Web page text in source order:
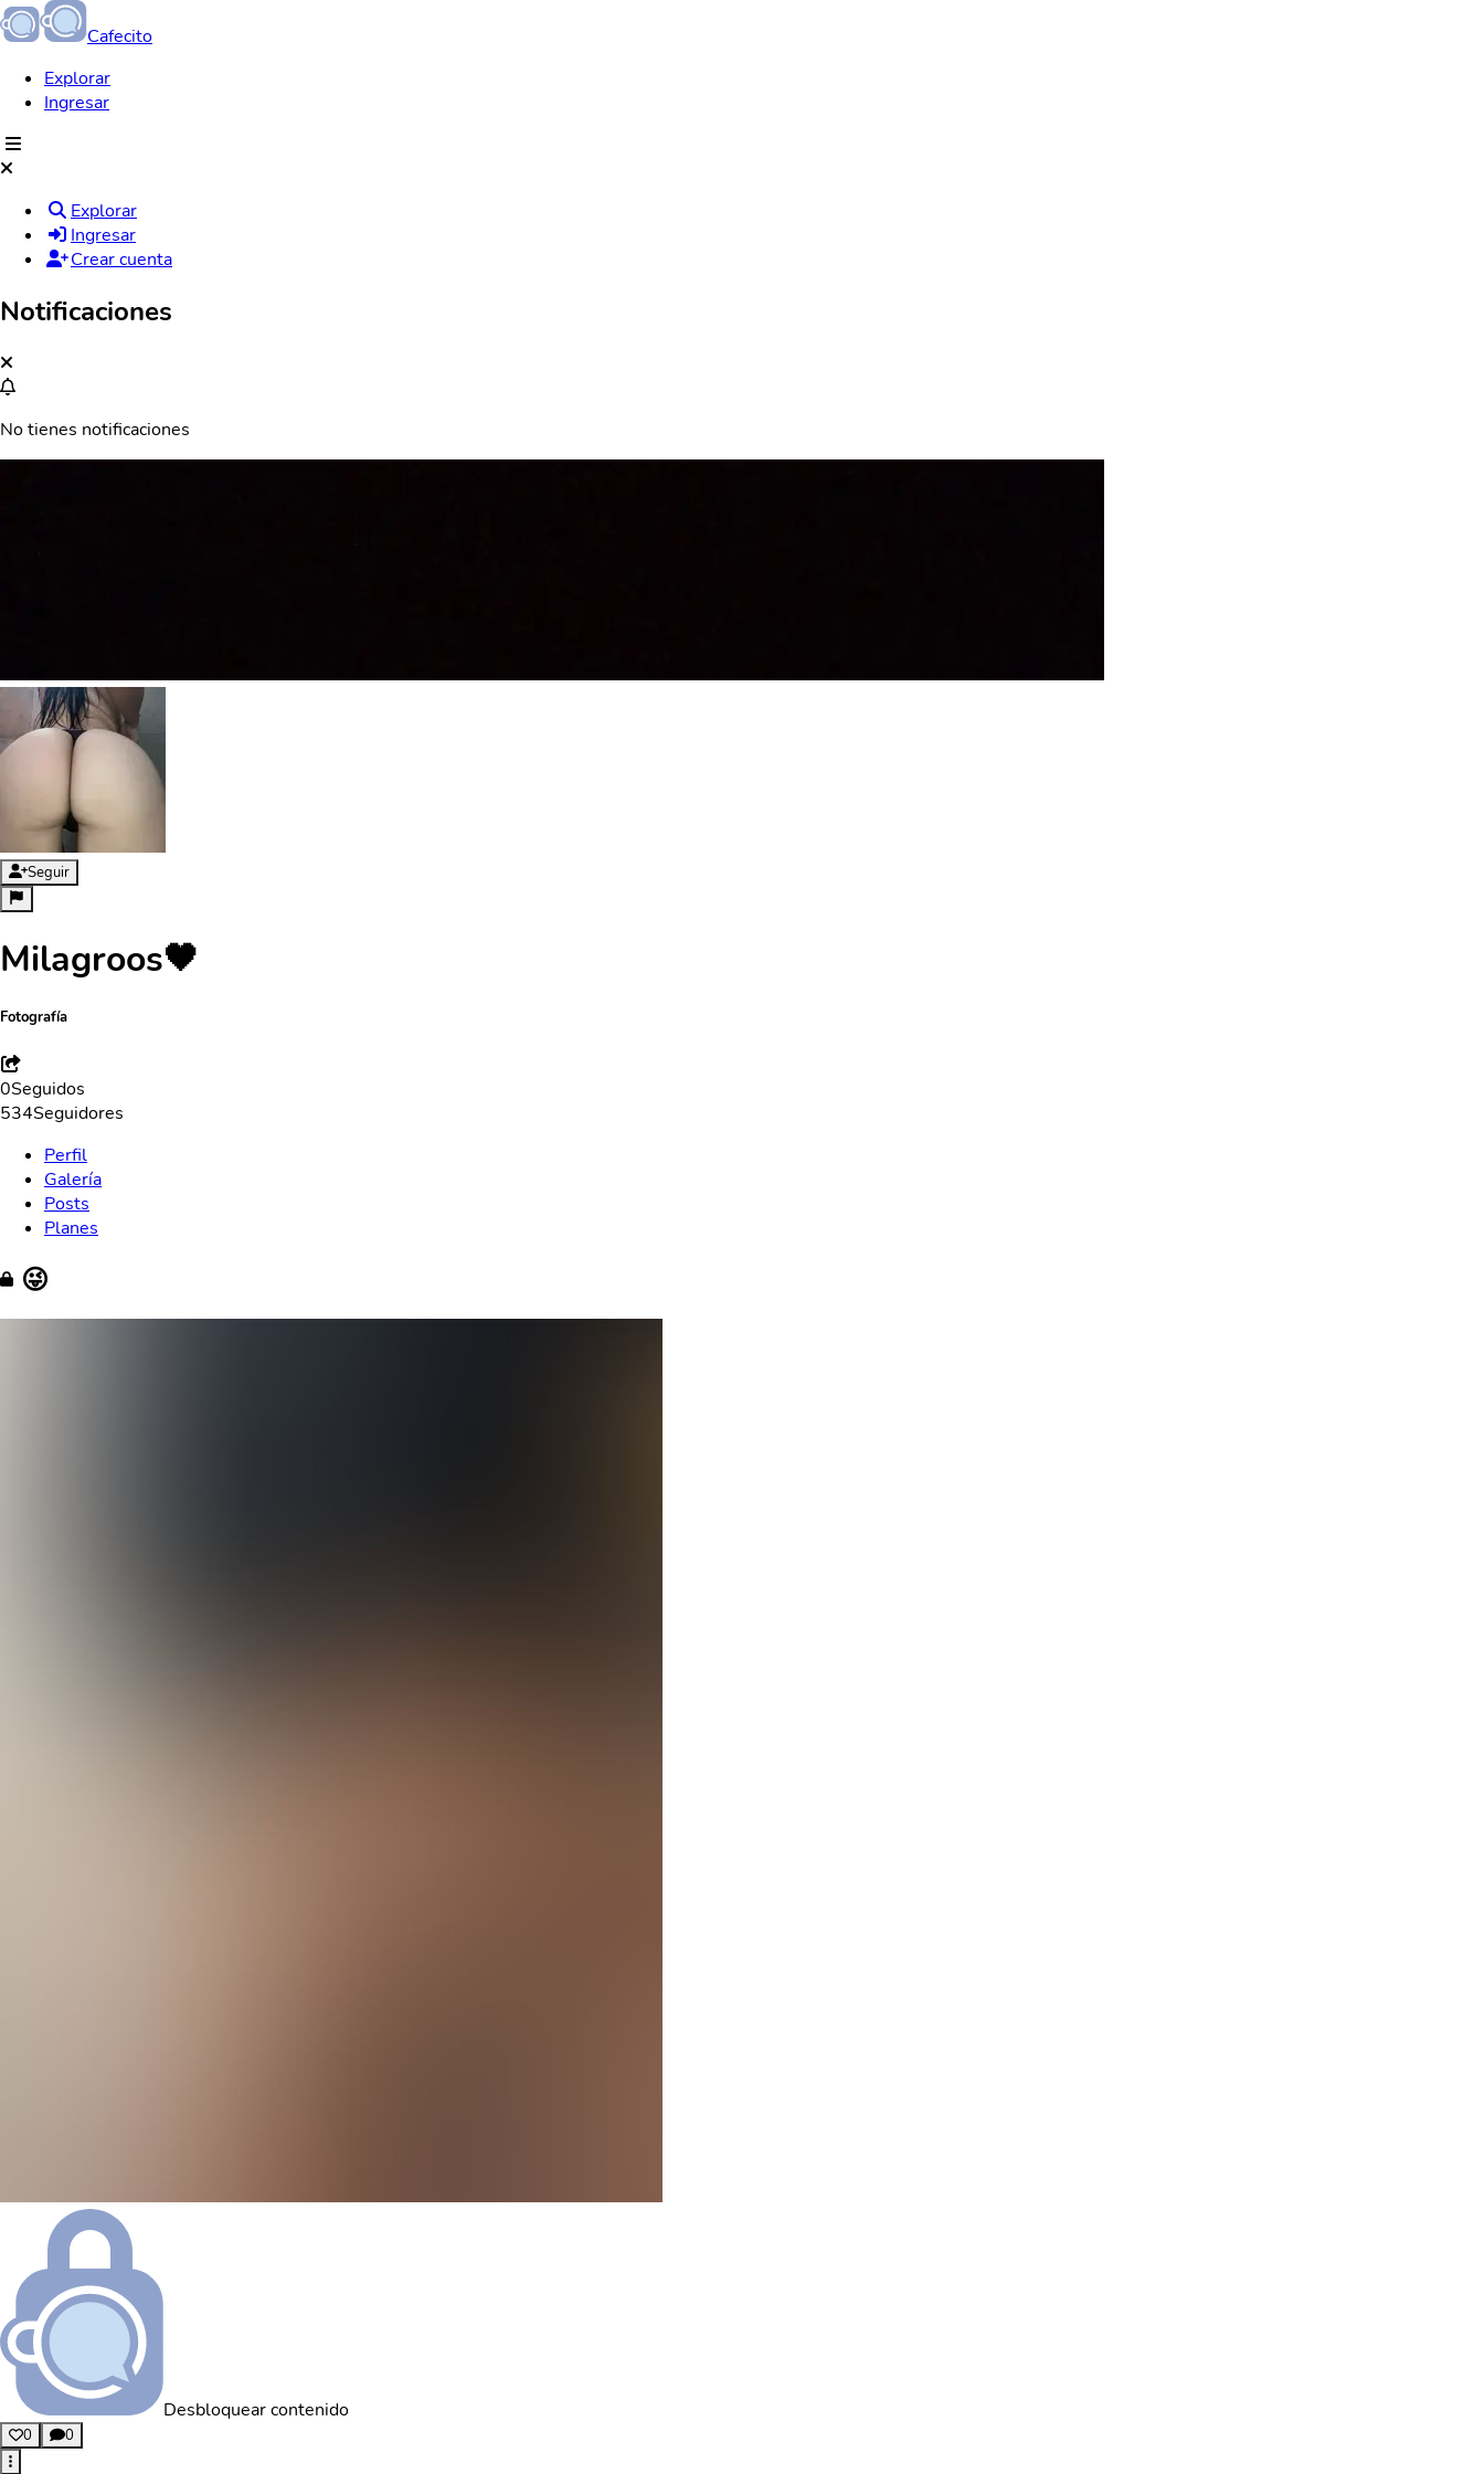
Cafecito
Explorar
Ingresar
Explorar
Ingresar
Crear cuenta
Notificaciones
No tienes notificaciones
Seguir
Milagroos🖤
Fotografía
0Seguidos
534Seguidores
Perfil
Galería
Posts
Planes
😜
Desbloquear contenido
0 0